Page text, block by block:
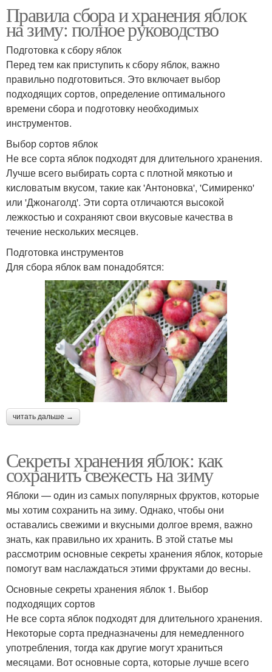
Правила сбора и хранения яблок
на зиму: полное руководство
Подготовка к сбору яблок
Перед тем как приступить к сбору яблок, важно
правильно подготовиться. Это включает выбор
подходящих сортов, определение оптимального
времени сбора и подготовку необходимых
инструментов.
Выбор сортов яблок
Не все сорта яблок подходят для длительного хранения.
Лучше всего выбирать сорта с плотной мякотью и
кисловатым вкусом, такие как 'Антоновка', 'Симиренко'
или 'Джонаголд'. Эти сорта отличаются высокой
лежкостью и сохраняют свои вкусовые качества в
течение нескольких месяцев.
Подготовка инструментов
Для сбора яблок вам понадобятся:
читать дальше →
Секреты хранения яблок: как
сохранить свежесть на зиму
Яблоки — один из самых популярных фруктов, которые
мы хотим сохранить на зиму. Однако, чтобы они
оставались свежими и вкусными долгое время, важно
знать, как правильно их хранить. В этой статье мы
рассмотрим основные секреты хранения яблок, которые
помогут вам наслаждаться этими фруктами до весны.
Основные секреты хранения яблок 1. Выбор
подходящих сортов
Не все сорта яблок подходят для длительного хранения.
Некоторые сорта предназначены для немедленного
употребления, тогда как другие могут храниться
месяцами. Вот основные сорта, которые лучше всего